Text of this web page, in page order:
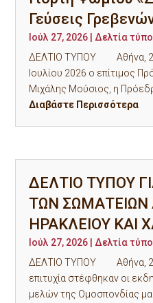
Γεύσεις
Ιούλ 27, 2026 |Δελτία
ΔΕΛΤΙΟ ΤΥΠΟΥ Αθήνα,
Ιουλίου 2026 ο επίτιμος
Μιχάλης Μούσιος, η
Διαβάστε Περισσότερα
ΔΕΛΤΙΟ ΤΥΠΟΥ
ΤΩΝ ΣΩΜΑΤΕΙΩΝ
ΗΡΑΚΛΕΙΟΥ ΚΑΙ
Ιούλ 27, 2026
Δελτία
ΔΕΛΤΙΟ ΤΥΠΟΥ Αθήνα,
επιτυχία στέφθηκαν οι
μελών της Ομοσπονδίας